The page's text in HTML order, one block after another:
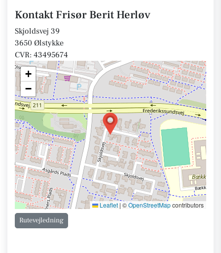
Kontakt Frisør Berit Herløv
Skjoldsvej 39
3650 Ølstykke
CVR: 43495674
+
−
Leaflet | ©OpenStreetMapcontributors
Rutevejledning